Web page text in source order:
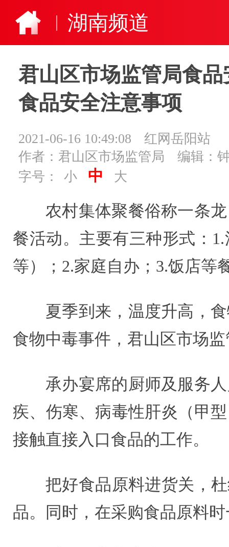
湖南频道
君山区市场监管局食
食品安全注意事项
2021-06-16 10:49:08
红网岳阳站
作者：君山区市场监管局
编辑：
字号：
小 中 大
农村集体聚餐俗称一条
餐活动。主要有三种形式：
等）；2.家庭自办；3.饭店等
夏季到来，温度升高，
食物中毒事件，君山区市场
承办宴席的厨师及服务
疾、伤寒、病毒性肝炎（甲
接触直接入口食品的工作。
把好食品原料进货关，
品。同时，在采购食品原料